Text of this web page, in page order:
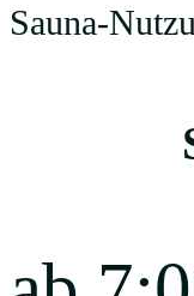
Sauna-